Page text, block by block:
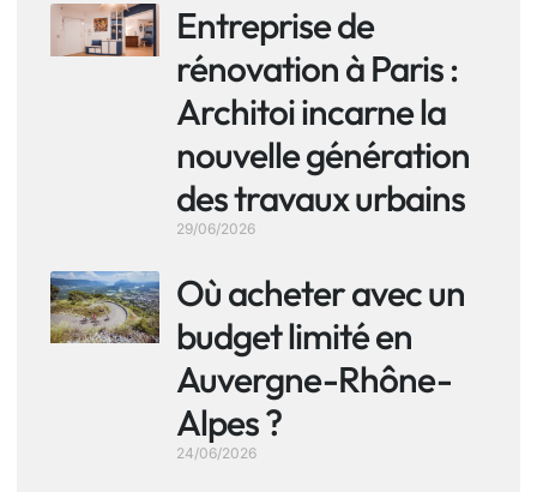
Entreprise de
rénovation à Paris :
Architoi incarne la
nouvelle génération
des travaux urbains
29/06/2026
Où acheter avec un
budget limité en
Auvergne-Rhône-
Alpes ?
24/06/2026